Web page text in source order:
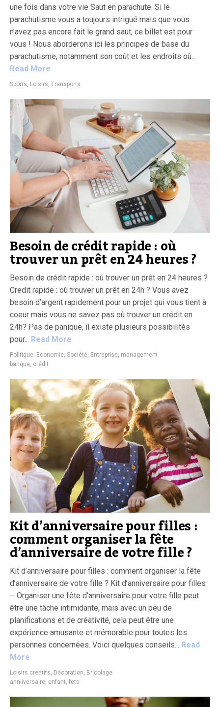
une fois dans votre vie Saut en parachute. Si le
parachutisme vous a toujours intrigué mais que vous
n’avez pas encore fait le grand saut, ce billet est pour
vous ! Nous aborderons ici les principes de base du
parachutisme, notamment son coût et les endroits où...
Read More
Sports, Loisirs, Transports
Besoin de crédit rapide : où
trouver un prêt en 24 heures ?
Besoin de crédit rapide : où trouver un prêt en 24 heures ?
Credit rapide : où trouver un prêt en 24h ? Vous avez
besoin d’argent rapidement pour un projet qui vous tient à
coeur mais vous ne savez pas où trouver un crédit en
24h? Pas de panique, il existe plusieurs possibilités
pour... Read More
Politique, Economie, Société, Entreprise, management
banque, crédit
Kit d’anniversaire pour filles :
comment organiser la fête
d’anniversaire de votre fille ?
Kit d’anniversaire pour filles : comment organiser la fête
d’anniversaire de votre fille ? Kit d’anniversaire pour filles
– Organiser une fête d’anniversaire pour votre fille peut
être une tâche intimidante, mais avec un peu de
planifications et de créativité, cela peut être une
expérience amusante et mémorable pour toutes les
personnes concernées. Voici quelques conseils... Read
More
Loisirs créatifs, Décoration, Bricolage
anniiversaire, enfant, fete